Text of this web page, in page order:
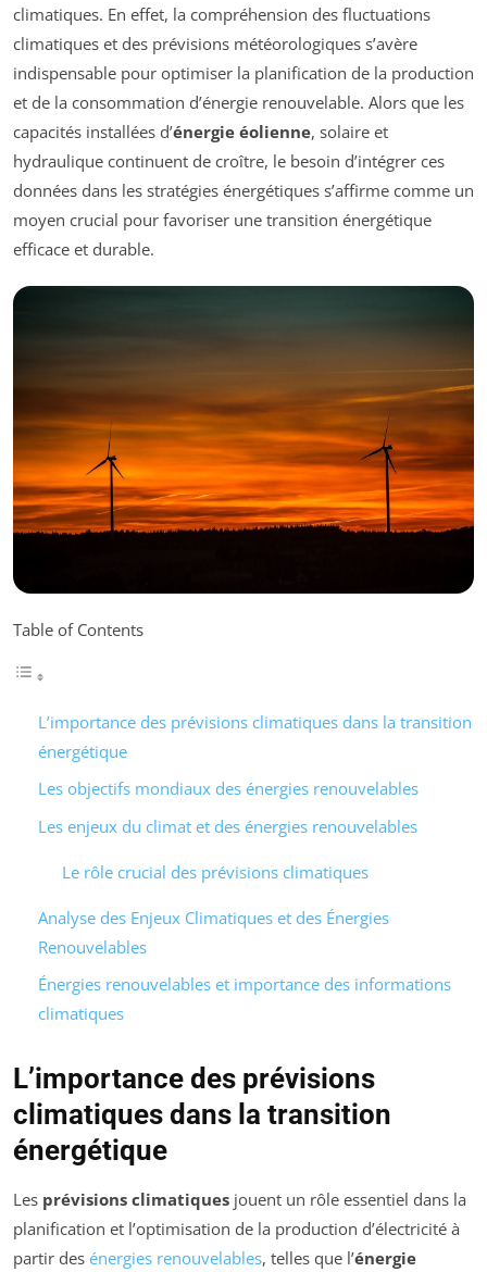
climatiques. En effet, la compréhension des fluctuations
climatiques et des prévisions météorologiques s’avère
indispensable pour optimiser la planification de la production
et de la consommation d’énergie renouvelable. Alors que les
capacités installées d’énergie éolienne, solaire et
hydraulique continuent de croître, le besoin d’intégrer ces
données dans les stratégies énergétiques s’affirme comme un
moyen crucial pour favoriser une transition énergétique
efficace et durable.
Table of Contents
L’importance des prévisions climatiques dans la transition
énergétique
Les objectifs mondiaux des énergies renouvelables
Les enjeux du climat et des énergies renouvelables
Le rôle crucial des prévisions climatiques
Analyse des Enjeux Climatiques et des Énergies
Renouvelables
Énergies renouvelables et importance des informations
climatiques
L’importance des prévisions
climatiques dans la transition
énergétique
Les prévisions climatiques jouent un rôle essentiel dans la
planification et l’optimisation de la production d’électricité à
partir des énergies renouvelables, telles que l’énergie